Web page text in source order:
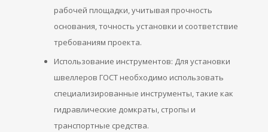
рабочей площадки, учитывая прочность
основания, точность установки и соответствие
требованиям проекта.
Использование инструментов: Для установки
швеллеров ГОСТ необходимо использовать
специализированные инструменты, такие как
гидравлические домкраты, стропы и
транспортные средства.